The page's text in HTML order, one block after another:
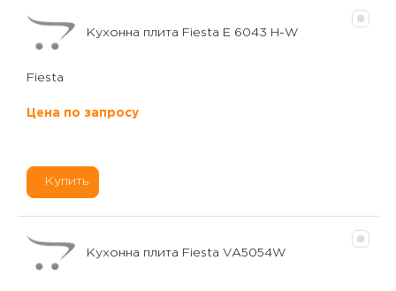
Кухонна плита Fiesta E 6043 H-W
Fiesta
Цена по запросу
Купить
Кухонна плита Fiesta VA5054W